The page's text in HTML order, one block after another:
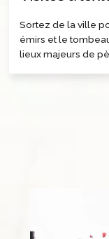
Sortez de la ville
émirs et le
lieux majeurs de